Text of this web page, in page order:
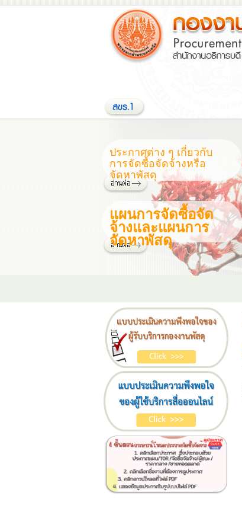
ประกาศต่าง ๆ เกี่ยวกับ
การจัดซื้อจัดจ้างหรือ
จัดหาพัสดุ
แผนการจัดซื้อจัด
จ้างและแผนการ
จัดหาพัสดุ